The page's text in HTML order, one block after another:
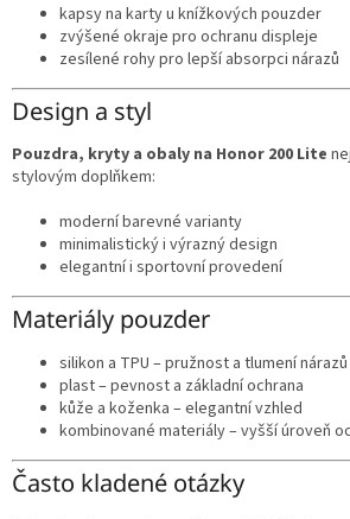
kapsy na karty u knížkových pouzder
zvýšené okraje pro ochranu displeje
zesílené rohy pro lepší absorpci nárazů
Design a styl
Pouzdra, kryty a obaly na Honor 200 Lite
stylovým doplňkem:
moderní barevné varianty
minimalistický i výrazný design
elegantní i sportovní provedení
Materiály pouzder
silikon a TPU – pružnost a tlumení nárazů
plast – pevnost a základní ochrana
kůže a koženka – elegantní vzhled
kombinované materiály – vyšší úroveň
Často kladené otázky